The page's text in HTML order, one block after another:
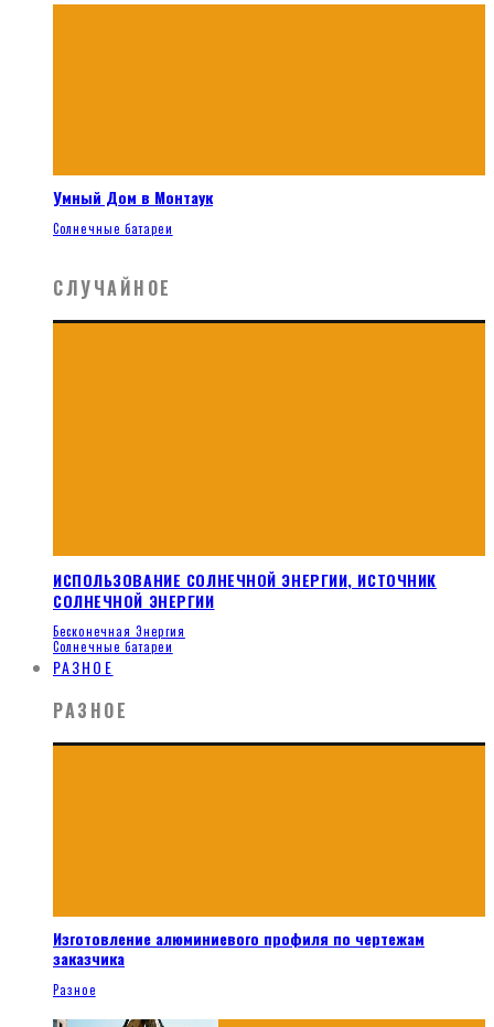
Умный Дом в Монтаук
Солнечные батареи
СЛУЧАЙНОЕ
ИСПОЛЬЗОВАНИЕ СОЛНЕЧНОЙ ЭНЕРГИИ, ИСТОЧНИК
СОЛНЕЧНОЙ ЭНЕРГИИ
Бесконечная Энергия
Солнечные батареи
РАЗНОЕ
РАЗНОЕ
Изготовление алюминиевого профиля по чертежам
заказчика
Разное